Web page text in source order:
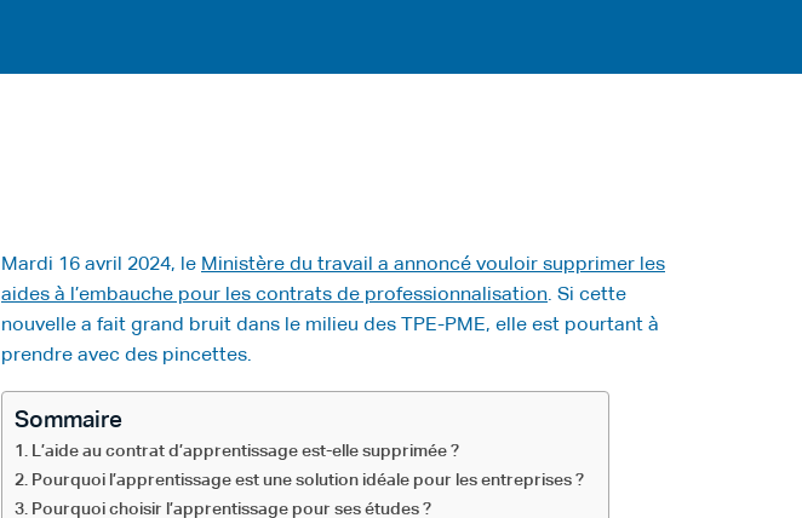
Mardi 16 avril 2024, le Ministère du travail a annoncé vouloir supprimer les
aides à l’embauche pour les contrats de professionnalisation. Si cette
nouvelle a fait grand bruit dans le milieu des TPE-PME, elle est pourtant à
prendre avec des pincettes.
Sommaire
L’aide au contrat d’apprentissage est-elle supprimée ?
Pourquoi l’apprentissage est une solution idéale pour les entreprises ?
Pourquoi choisir l’apprentissage pour ses études ?